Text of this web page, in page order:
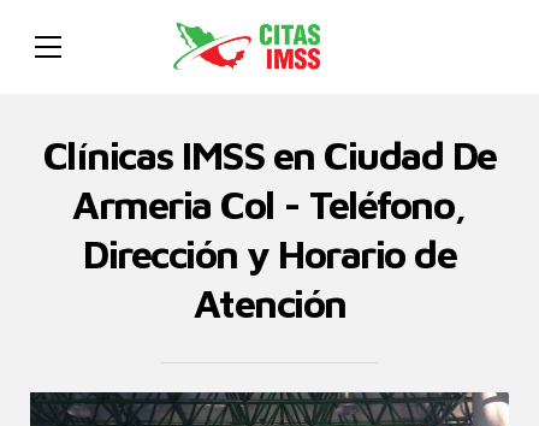
Clínicas IMSS en Ciudad De
Armeria Col - Teléfono,
Dirección y Horario de
Atención